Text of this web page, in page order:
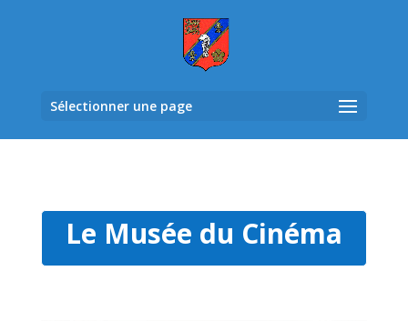
Sélectionner une page
Le Musée du Cinéma